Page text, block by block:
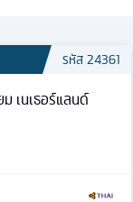
รหัส24361
เนเธอร์แลนด์